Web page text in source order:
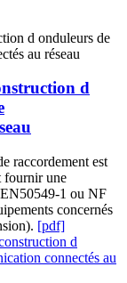
d
raccordement est
fournir une
1 ou NF
concernés
[pdf]
d
connectés au